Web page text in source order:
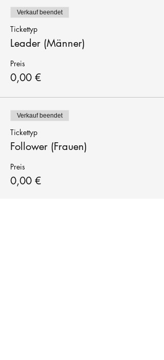
Verkauf beendet
Tickettyp
Leader (Männer)
Preis
0,00 €
Verkauf beendet
Tickettyp
Follower (Frauen)
Preis
0,00 €